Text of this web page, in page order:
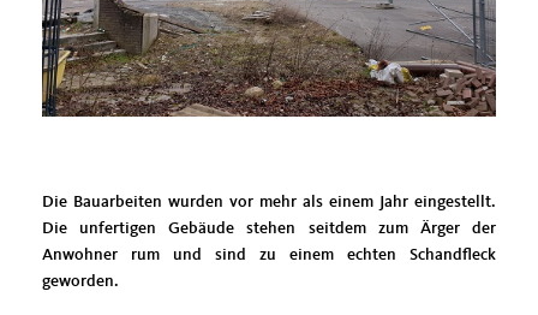
Die Bauarbeiten wurden vor mehr als einem Jahr eingestellt.
Die unfertigen Gebäude stehen seitdem zum Ärger der
Anwohner rum und sind zu einem echten Schandfleck
geworden.